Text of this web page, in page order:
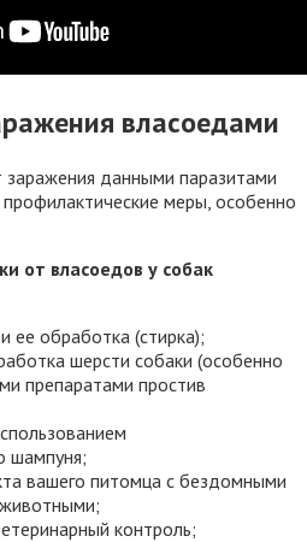
власоедами
данными паразитами
меры, особенно
от власоедов у собак
ее обработка (стирка);
шерсти собаки (особенно
препаратами простив
шампуня;
вашего питомца с бездомными
контроль;